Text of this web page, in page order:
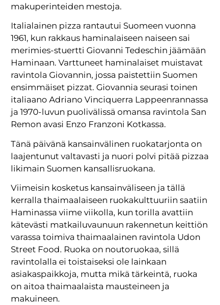
makuperinteiden mestoja.
Italialainen pizza rantautui Suomeen vuonna
1961, kun rakkaus haminalaiseen naiseen sai
merimies-stuertti Giovanni Tedeschin jäämään
Haminaan. Varttuneet haminalaiset muistavat
ravintola Giovannin, jossa paistettiin Suomen
ensimmäiset pizzat. Giovannia seurasi toinen
italiaano Adriano Vinciquerra Lappeenrannassa
ja 1970-luvun puolivälissä omansa ravintola San
Remon avasi Enzo Franzoni Kotkassa.
Tänä päivänä kansainvälinen ruokatarjonta on
laajentunut valtavasti ja nuori polvi pitää pizzaa
likimain Suomen kansallisruokana.
Viimeisin kosketus kansainväliseen ja tällä
kerralla thaimaalaiseen ruokakulttuuriin saatiin
Haminassa viime viikolla, kun torilla avattiin
kätevästi matkailuvaunuun rakennetun keittiön
varassa toimiva thaimaalainen ravintola Udon
Street Food. Ruoka on noutoruokaa, sillä
ravintolalla ei toistaiseksi ole lainkaan
asiakaspaikkoja, mutta mikä tärkeintä, ruoka
on aitoa thaimaalaista mausteineen ja
makuineen.